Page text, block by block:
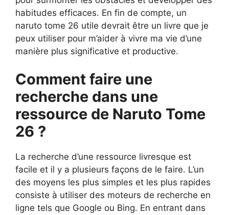
habitudes efficaces. En fin de compte, un
naruto tome 26 utile devrait être un livre que je
peux utiliser pour m’aider à vivre ma vie d’une
manière plus significative et productive.
Comment faire une
recherche dans une
ressource de Naruto Tome
26 ?
La recherche d’une ressource livresque est
facile et il y a plusieurs façons de le faire. L’un
des moyens les plus simples et les plus rapides
consiste à utiliser des moteurs de recherche en
ligne tels que Google ou Bing. En entrant dans